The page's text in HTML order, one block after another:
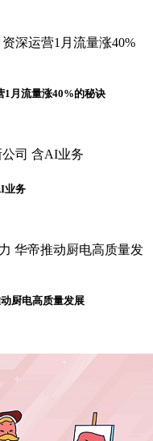
1月流量涨40%的秘诀
业务
厨电高质量发展